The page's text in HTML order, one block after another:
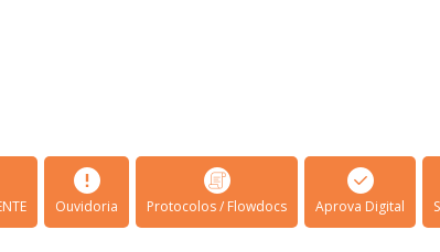
Ouvidoria Protocolos / Flowdocs Aprova Digital